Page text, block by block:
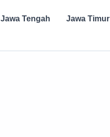
Jawa Tengah Jawa Timur